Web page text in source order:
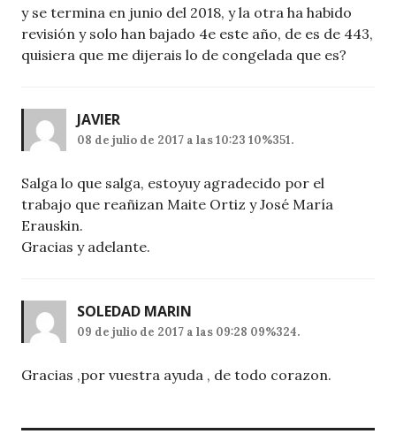
y se termina en junio del 2018, y la otra ha habido
revisión y solo han bajado 4e este año, de es de 443,
quisiera que me dijerais lo de congelada que es?
JAVIER
08 de julio de 2017 a las 10:23 10%351.
Salga lo que salga, estoyuy agradecido por el
trabajo que reañizan Maite Ortiz y José María
Erauskin.
Gracias y adelante.
SOLEDAD MARIN
09 de julio de 2017 a las 09:28 09%324.
Gracias ,por vuestra ayuda , de todo corazon.